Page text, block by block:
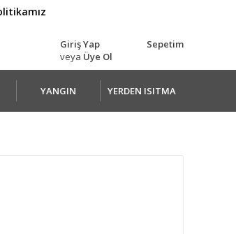
Giriş Yap
veya Üye Ol
Sepetim
YANGIN YERDEN ISITMA